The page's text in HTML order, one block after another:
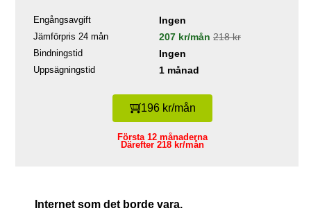
Engångsavgift Ingen
Jämförpris 24 mån 207 kr/mån 218 kr
Bindningstid Ingen
Uppsägningstid 1 månad
196 kr/mån
Första 12 månaderna
Därefter 218 kr/mån
Internet som det borde vara.